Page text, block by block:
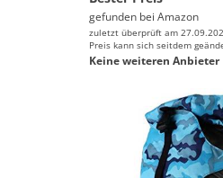
gefunden bei Amazon
zuletzt überprüft am
Preis kann sich seitdem
Keine weiteren Anbieter